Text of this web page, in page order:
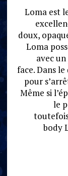
Loma est
doux,
Loma
avec
face. Dans
pour
Même si
le
body